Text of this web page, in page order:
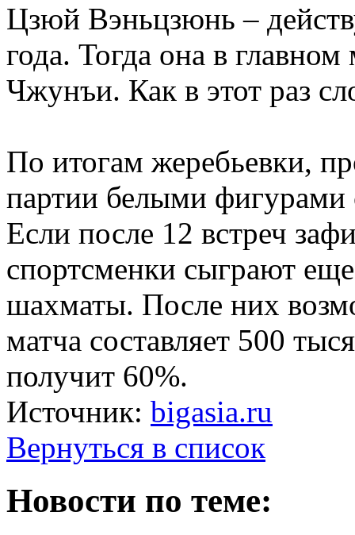
Цзюй Вэньцзюнь –
года. Тогда она в
Чжунъи. Как в этот раз
По итогам жеребьевки,
партии белыми
Если после 12 встреч
спортсменки сыграют
шахматы. После них
матча составляет 500
получит 60%.
Источник: bigasia.ru
Вернуться в список
Новости по теме: